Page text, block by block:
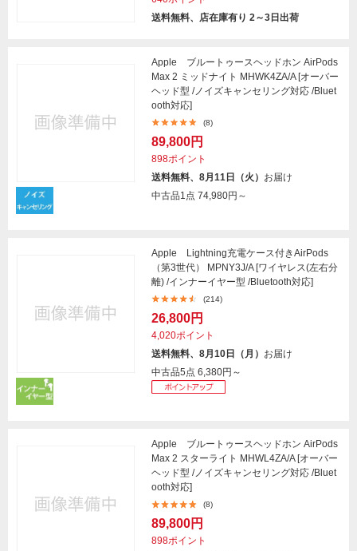
送料無料、店在庫有り 2～3日出荷
Apple ブルートゥースヘッドホン AirPods
Max 2 ミッドナイト MHWK4ZA/A [オーバー
ヘッド型 /ノイズキャンセリング対応 /Bluet
ooth対応]
(8)
89,800円
898ポイント
送料無料、8月11日（火） お届け
中古品1点 74,980円～
Apple Lightning充電ケース付きAirPods
（第3世代） MPNY3J/A [ワイヤレス(左右分
離) /インナーイヤー型 /Bluetooth対応]
(214)
26,800円
4,020ポイント
送料無料、8月10日（月） お届け
中古品5点 6,380円～
Apple ブルートゥースヘッドホン AirPods
Max 2 スターライト MHWL4ZA/A [オーバー
ヘッド型 /ノイズキャンセリング対応 /Bluet
ooth対応]
(8)
89,800円
898ポイント